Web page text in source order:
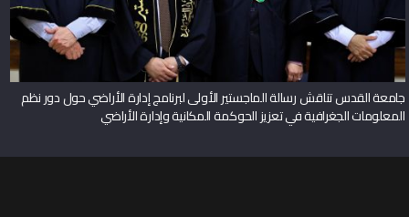
جامعة القدس تناقش رسالة الماجستير الأولى لبرنامج إدارة الأراضي حول دور نظم
المعلومات الجغرافية في تعزيز الحوكمة المكانية وإدارة الأراضي